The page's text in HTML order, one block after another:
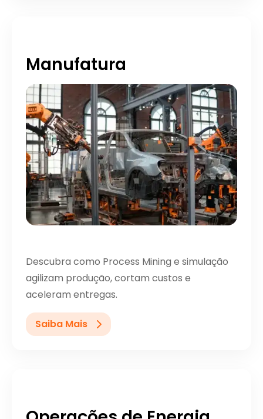
Manufatura
Descubra como Process Mining e simulação
agilizam produção, cortam custos e
aceleram entregas.
Saiba Mais